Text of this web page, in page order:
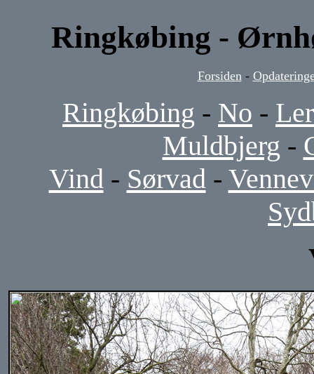
Ringkøbing -
Forsiden -
Ringkøbing - No -
Muldbjerg -
Vind - Sørvad -